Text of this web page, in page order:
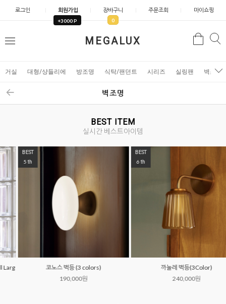
로그인 회원가입
+3000 P
장바구니
0
주문조회 마이쇼핑
MEGALUX
메
검
거실 대형/샹들리에 방조명 식탁/팬던트 시리즈 실링팬 벽조명
벽조명
BEST ITEM
실시간 베스트아이템
BEST
코노스 벽등 (3 colors)
190,000원
까눌레 벽등(3Color)
240,000원